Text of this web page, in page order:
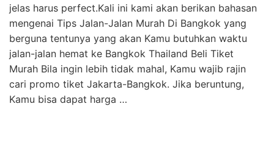
jelas harus perfect.Kali ini kami akan berikan bahasan
mengenai Tips Jalan-Jalan Murah Di Bangkok yang
berguna tentunya yang akan Kamu butuhkan waktu
jalan-jalan hemat ke Bangkok Thailand Beli Tiket
Murah Bila ingin lebih tidak mahal, Kamu wajib rajin
cari promo tiket Jakarta-Bangkok. Jika beruntung,
Kamu bisa dapat harga …